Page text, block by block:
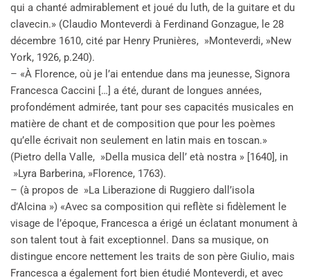
qui a chanté admirablement et joué du luth, de la guitare et du
clavecin.» (Claudio Monteverdi à Ferdinand Gonzague, le 28
décembre 1610, cité par Henry Prunières, »Monteverdi, »New
York, 1926, p.240).
– «À Florence, où je l’ai entendue dans ma jeunesse, Signora
Francesca Caccini […] a été, durant de longues années,
profondément admirée, tant pour ses capacités musicales en
matière de chant et de composition que pour les poèmes
qu’elle écrivait non seulement en latin mais en toscan.»
(Pietro della Valle, »Della musica dell’ età nostra » [1640], in
»Lyra Barberina, »Florence, 1763).
– (à propos de »La Liberazione di Ruggiero dall’isola
d’Alcina ») «Avec sa composition qui reflète si fidèlement le
visage de l’époque, Francesca a érigé un éclatant monument à
son talent tout à fait exceptionnel. Dans sa musique, on
distingue encore nettement les traits de son père Giulio, mais
Francesca a également fort bien étudié Monteverdi, et avec